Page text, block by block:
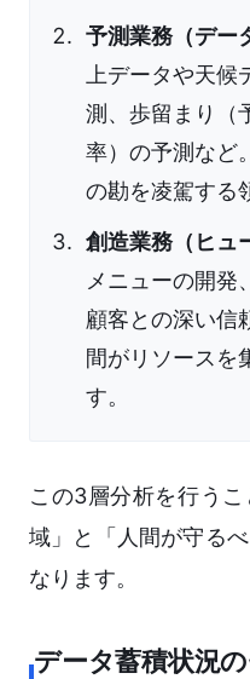
予測業務（デー
上データや天
測、歩留まり（
率）の予測など
の勘を凌駕する
創造業務（ヒュ
メニューの開発
顧客との深い信
間がリソースを
す。
この3層分析を行う
域」と「人間が守る
なります。
データ蓄積状況